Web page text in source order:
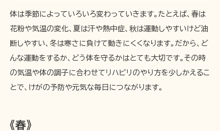
体は季節によっていろいろ変わっていきます。たとえば、春は
花粉や気温の変化、夏は汗や熱中症、秋は運動しやすいけど油
断しやすい、冬は寒さに負けて動きにくくなります。だから、ど
んな運動をするか、どう体を守るかはとても大切です。その時
の気温や体の調子に合わせてリハビリのやり方を少しかえるこ
とで、けがの予防や元気な毎日につながります。
《春》